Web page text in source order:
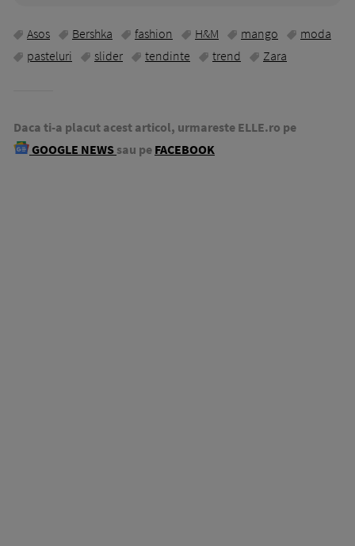
Asos Bershka fashion H&M mango
moda
pasteluri
slider tendinte trend Zara
Daca ti-a placut acest articol, urmareste ELLE.ro pe
GOOGLE NEWS sau pe FACEBOOK